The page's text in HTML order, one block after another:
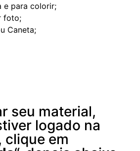
e para colorir;
foto;
Caneta;
seu material,
logado na
clique em